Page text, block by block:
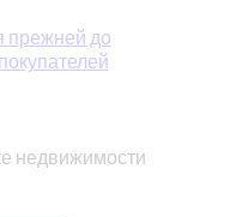
прежней до
недвижимости